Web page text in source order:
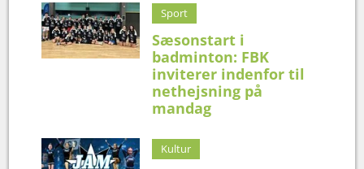
Sport
Sæsonstart i
badminton: FBK
inviterer indenfor til
nethejsning på
mandag
Kultur